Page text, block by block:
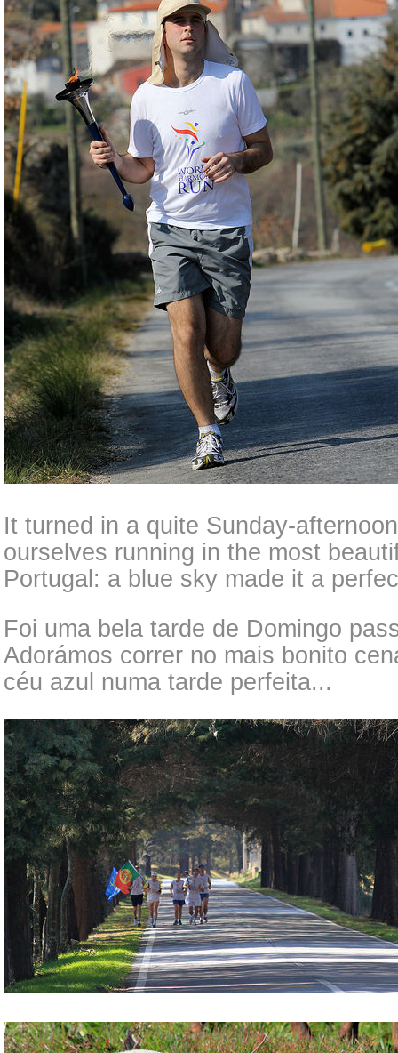
It turned in a quite Sunday-
ourselves running in the most
Portugal: a blue sky made it a
Foi uma bela tarde de Domingo
Adorámos correr no mais bonito
céu azul numa tarde perfeita...